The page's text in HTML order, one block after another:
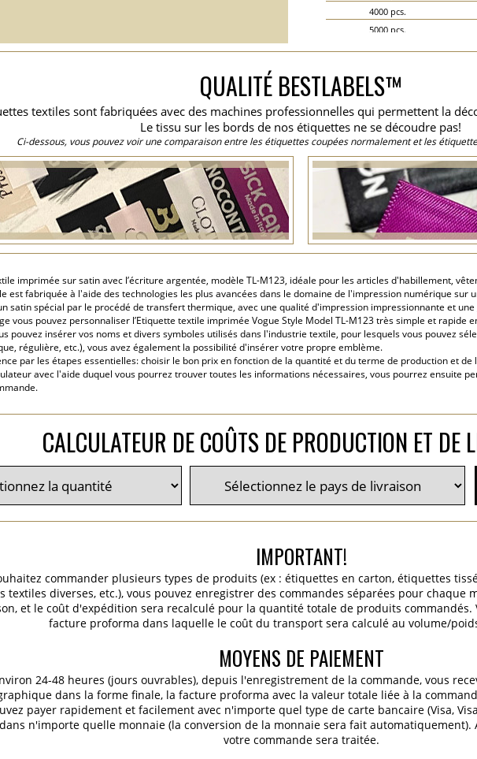
4000 pcs.
5000 pcs.
8000 pcs.
10000 pcs.
15000 pcs.
20000 pcs.
QUALITÉ BESTLABELS™
textiles sont fabriquées avec des machines professionnelles qui permettent la
Le tissu sur les bords de nos étiquettes ne se découdre pas!
Ci-dessous, vous pouvez voir une comparaison entre les étiquettes coupées normalement et les
imprimée sur satin avec l’écriture argentée, modèle TL-M123, idéale pour les articles d'habillement,
est fabriquée à l'aide des technologies les plus avancées dans le domaine de l'impression numérique sur
satin spécial par le procédé de transfert thermique, avec une qualité d'impression impressionnante et
vous pouvez personnaliser l’Etiquette textile imprimée Vogue Style Model TL-M123 très simple et rapide
pouvez insérer vos noms et divers symboles utilisés dans l'industrie textile, pour lesquels vous pouvez
régulière, etc.), vous avez également la possibilité d'insérer votre propre emblème.
par les étapes essentielles: choisir le bon prix en fonction de la quantité et du terme de production et
avec l'aide duquel vous pourrez trouver toutes les informations nécessaires, vous pourrez ensuite
CALCULATEUR DE COÛTS DE PRODUCTION ET DE
IMPORTANT!
commander plusieurs types de produits (ex : étiquettes en carton, étiquettes
textiles diverses, etc.), vous pouvez enregistrer des commandes séparées pour chaque
et le coût d'expédition sera recalculé pour la quantité totale de produits commandés.
facture proforma dans laquelle le coût du transport sera calculé au volume/
MOYENS DE PAIEMENT
24-48 heures (jours ouvrables), depuis l'enregistrement de la commande, vous
dans la forme finale, la facture proforma avec la valeur totale liée à la
payer rapidement et facilement avec n'importe quel type de carte bancaire (Visa,
n'importe quelle monnaie (la conversion de la monnaie sera fait
votre commande sera traitée.